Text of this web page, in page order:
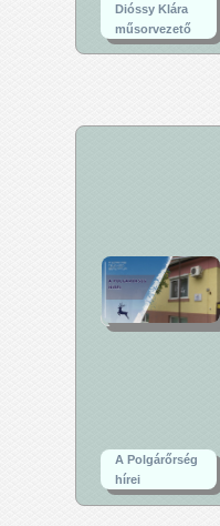
Dióssy Klára
műsorvezető
A Polgárőrség
hírei